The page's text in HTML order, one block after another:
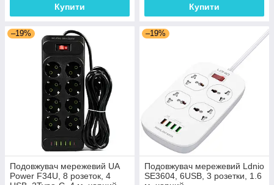
Купити Купити
–19%
Подовжувач мережевий UA
Power F34U, 8 розеток, 4
–19%
Подовжувач мережевий Ldnio
SE3604, 6USB, 3 розетки, 1.6